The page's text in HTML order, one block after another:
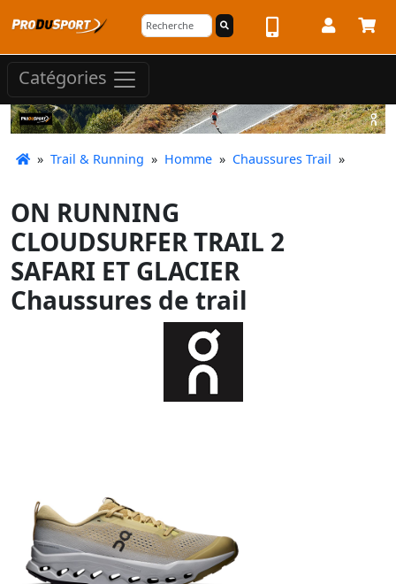
Catégories
» Trail & Running » Homme » Chaussures Trail »
ON RUNNING
CLOUDSURFER TRAIL 2
SAFARI ET GLACIER
Chaussures de trail